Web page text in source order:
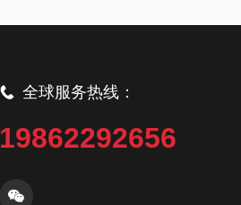
全球服务热线：
19862292656